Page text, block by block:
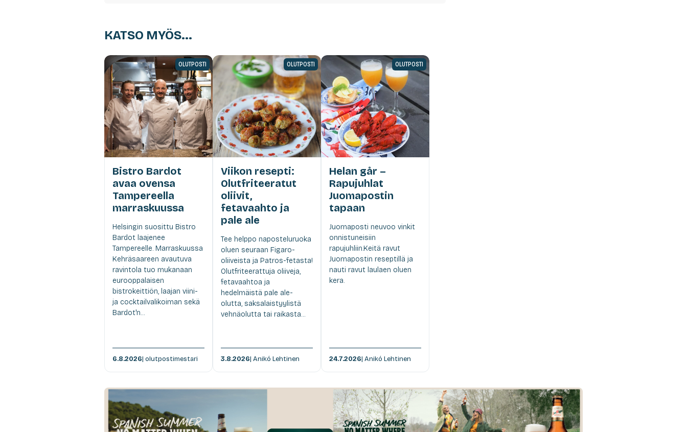
KATSO MYÖS...
OLUTPOSTI
Bistro Bardot
avaa ovensa
Tampereella
marraskuussa
Helsingin suosittu Bistro
Bardot laajenee
Tampereelle. Marraskuussa
Kehräsaareen avautuva
ravintola tuo mukanaan
eurooppalaisen
bistrokeittiön, laajan viini-
ja cocktailvalikoiman sekä
Bardot'n...
6.8.2026| olutpostimestari
OLUTPOSTI
Viikon resepti:
Olutfriteeratut
oliivit,
fetavaahto ja
pale ale
Tee helppo naposteluruoka
oluen seuraan Figaro-
oliiveista ja Patros-fetasta!
Olutfriteerattuja oliiveja,
fetavaahtoa ja
hedelmäistä pale ale-
olutta, saksalaistyylistä
vehnäolutta tai raikasta...
3.8.2026| Anikó Lehtinen
OLUTPOSTI
Helan går –
Rapujuhlat
Juomapostin
tapaan
Juomaposti neuvoo vinkit
onnistuneisiin
rapujuhliin.Keitä ravut
Juomapostin reseptillä ja
nauti ravut laulaen oluen
kera.
24.7.2026| Anikó Lehtinen